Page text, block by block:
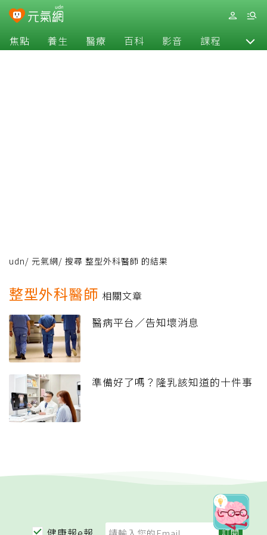
焦點 養生 醫療 百科 影音 課程 退休
udn/ 元氣網/ 搜尋 整型外科醫師 的結果
整型外科醫師 相關文章
醫病平台／告知壞消息
準備好了嗎？隆乳該知道的十件事